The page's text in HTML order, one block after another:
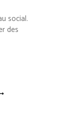
social.
des